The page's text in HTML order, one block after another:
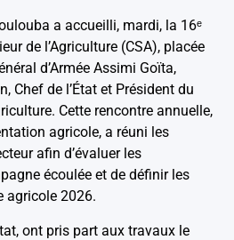
a accueilli, mardi, la 16ᵉ
de l’Agriculture (CSA), placée
d’Armée Assimi Goïta,
Chef de l’État et Président du
Cette rencontre annuelle,
agricole, a réuni les
afin d’évaluer les
écoulée et de définir les
agricole 2026.
ont pris part aux travaux le